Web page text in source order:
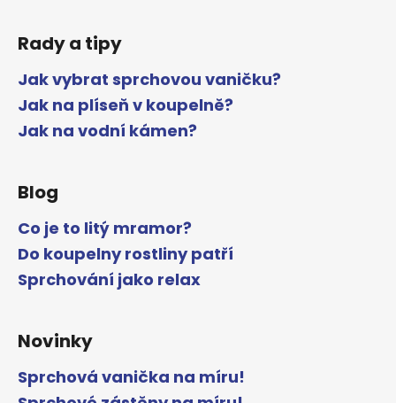
Rady a tipy
Jak vybrat sprchovou vaničku?
Jak na plíseň v koupelně?
Jak na vodní kámen?
Blog
Co je to litý mramor?
Do koupelny rostliny patří
Sprchování jako relax
Novinky
Sprchová vanička na míru!